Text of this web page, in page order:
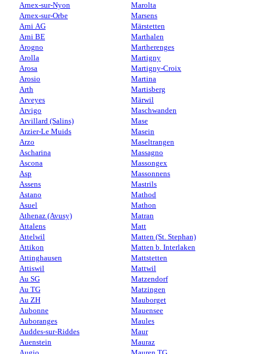
Arnex-sur-Nyon
Arnex-sur-Orbe
Arni AG
Arni BE
Arogno
Arolla
Arosa
Arosio
Arth
Arveyes
Arvigo
Arvillard (Salins)
Arzier-Le Muids
Arzo
Ascharina
Ascona
Asp
Assens
Astano
Asuel
Athenaz (Avusy)
Attalens
Attelwil
Attikon
Attinghausen
Attiswil
Au SG
Au TG
Au ZH
Aubonne
Auboranges
Auddes-sur-Riddes
Auenstein
Marolta
Marsens
Märstetten
Marthalen
Martherenges
Martigny
Martigny-Croix
Martina
Martisberg
Märwil
Maschwanden
Mase
Masein
Maseltrangen
Massagno
Massongex
Massonnens
Mastrils
Mathod
Mathon
Matran
Matt
Matten (St. Stephan)
Matten b. Interlaken
Mattstetten
Mattwil
Matzendorf
Matzingen
Mauborget
Mauensee
Maules
Maur
Mauraz